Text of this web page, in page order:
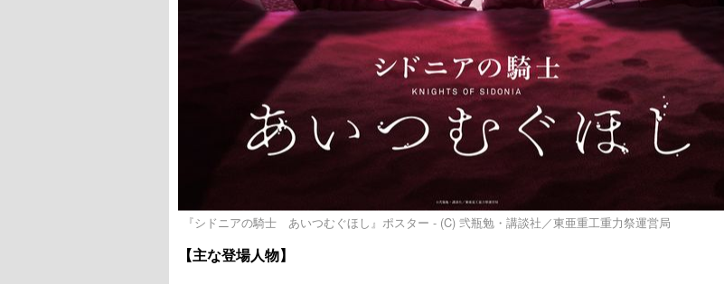
『シドニアの騎士 あいつむぐほし』ポスター - (C) 弐瓶勉・講談社／東亜重工重力祭運営局
【主な登場人物】